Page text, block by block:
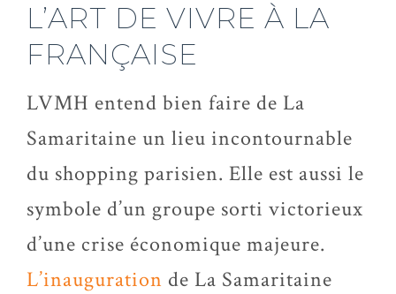
L’ART DE VIVRE À LA
FRANÇAISE
LVMH entend bien faire de La
Samaritaine un lieu incontournable
du shopping parisien. Elle est aussi le
symbole d’un groupe sorti victorieux
d’une crise économique majeure.
L’inauguration de La Samaritaine